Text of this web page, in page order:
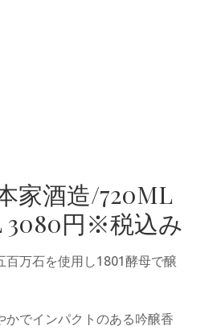
家酒造/720ML
3080円※税込み
百万石を使用し1801酵母で醸
かでインパクトのある吟醸香